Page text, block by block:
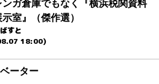
ンガ倉庫でもなく『横浜税関資料
示室』（傑作選）
すと
18:00)
ーター